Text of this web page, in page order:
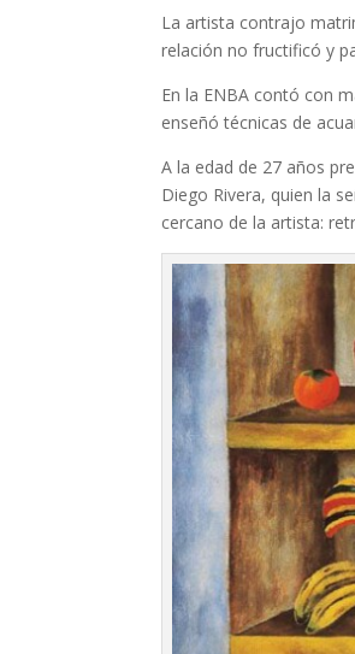
La artista contrajo
relación no fructificó y
En la ENBA contó con
enseñó técnicas de
A la edad de 27 años
Diego Rivera, quien la
cercano de la artista: